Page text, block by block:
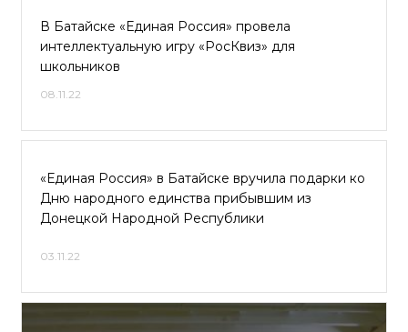
В Батайске «Единая Россия» провела
интеллектуальную игру «РосКвиз» для
школьников
08.11.22
«Единая Россия» в Батайске вручила подарки ко
Дню народного единства прибывшим из
Донецкой Народной Республики
03.11.22